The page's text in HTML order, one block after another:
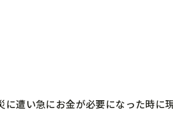
遭い急にお金が必要になった時に